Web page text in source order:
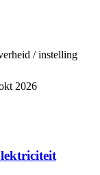
/ instelling
2026